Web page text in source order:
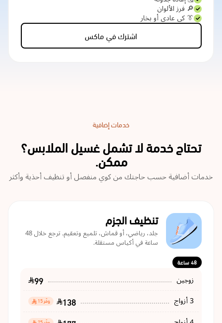
🔎 فرز الألوان
👔 كي عادي أو بخار
اشترك في ماكس
خدمات إضافية
تحتاج خدمة لا تشمل غسيل الملابس؟
ممكن.
خدمات أضافية حسب حاجتك من كوي منفصل أو تنظيف أحذية وأكثر
تنظيف الجزم
جلد، رياضي، أو قماش، تلميع وتعقيم. ترجع خلال 48
ساعة في أكياس مستقلة.
48 ساعة
زوجين 99
3 أزواج 138 وفّر 15